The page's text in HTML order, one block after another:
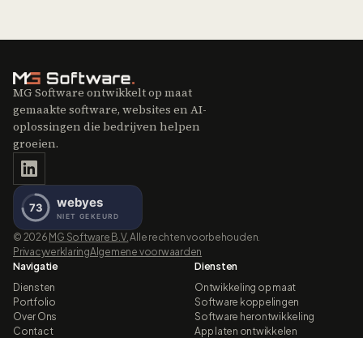
MG Software ontwikkelt op maat
gemaakte software, websites en AI-
oplossingen die bedrijven helpen
groeien.
© 2026 MG Software B.V. Alle rechten voorbehouden.
PrivacyverklaringAlgemene voorwaarden
Navigatie
Diensten
Portfolio
Over Ons
Contact
Diensten
Ontwikkeling op maat
Software koppelingen
Software herontwikkeling
App laten ontwikkelen